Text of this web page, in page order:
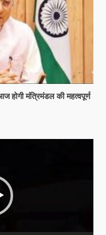
होगी मंत्रिमंडल की महत्वपूर्ण